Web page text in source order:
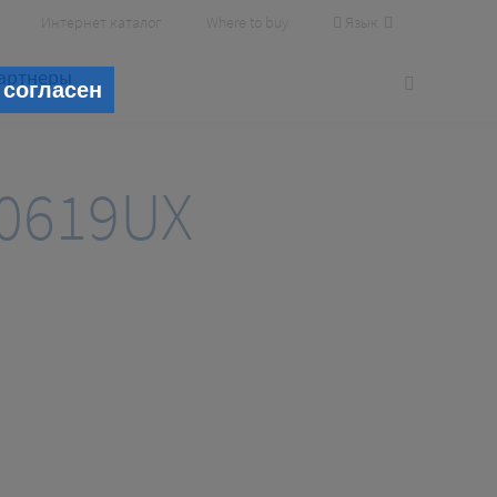
Интернет каталог Where to buy Язык